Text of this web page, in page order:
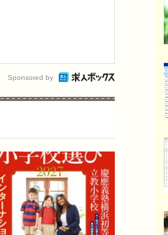
Sponsored by